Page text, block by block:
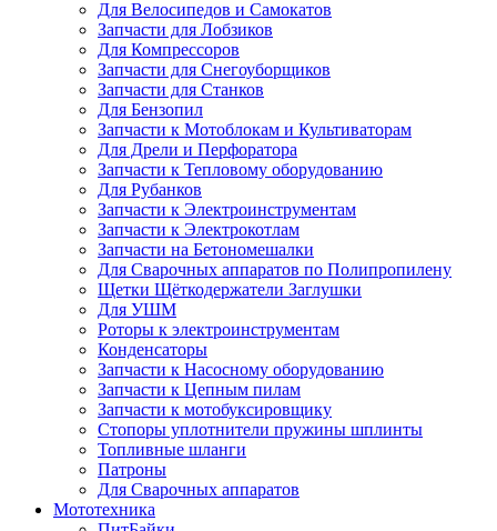
Для Велосипедов и Самокатов
Запчасти для Лобзиков
Для Компрессоров
Запчасти для Снегоуборщиков
Запчасти для Станков
Для Бензопил
Запчасти к Мотоблокам и Культиваторам
Для Дрели и Перфоратора
Запчасти к Тепловому оборудованию
Для Рубанков
Запчасти к Электроинструментам
Запчасти к Электрокотлам
Запчасти на Бетономешалки
Для Сварочных аппаратов по Полипропилену
Щетки Щёткодержатели Заглушки
Для УШМ
Роторы к электроинструментам
Конденсаторы
Запчасти к Насосному оборудованию
Запчасти к Цепным пилам
Запчасти к мотобуксировщику
Стопоры уплотнители пружины шплинты
Топливные шланги
Патроны
Для Сварочных аппаратов
Мототехника